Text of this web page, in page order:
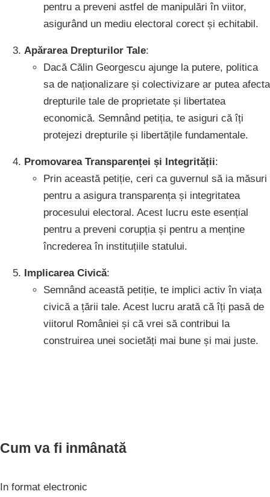
pentru a preveni astfel de manipulări în viitor,
asigurând un mediu electoral corect și echitabil.
Apărarea Drepturilor Tale:
Dacă Călin Georgescu ajunge la putere, politica
sa de naționalizare și colectivizare ar putea afecta
drepturile tale de proprietate și libertatea
economică. Semnând petiția, te asiguri că îți
protejezi drepturile și libertățile fundamentale.
Promovarea Transparenței și Integrității:
Prin această petiție, ceri ca guvernul să ia măsuri
pentru a asigura transparența și integritatea
procesului electoral. Acest lucru este esențial
pentru a preveni corupția și pentru a menține
încrederea în instituțiile statului.
Implicarea Civică:
Semnând această petiție, te implici activ în viața
civică a țării tale. Acest lucru arată că îți pasă de
viitorul României și că vrei să contribui la
construirea unei societăți mai bune și mai juste.
Cum va fi inmânată
In format electronic